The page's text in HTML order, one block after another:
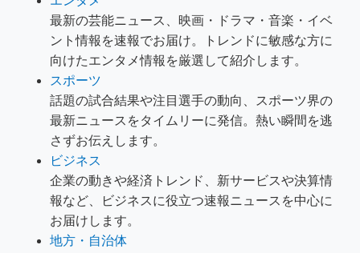
最新の芸能ニュース、映画・ドラマ・音楽・イベ
ント情報を速報でお届け。トレンドに敏感な方に
向けたエンタメ情報を厳選して紹介します。
スポーツ
話題の試合結果や注目選手の動向、スポーツ界の
最新ニュースをタイムリーに発信。熱い瞬間を逃
さずお伝えします。
ビジネス
企業の動きや経済トレンド、新サービスや決算情
報など、ビジネスに役立つ速報ニュースを中心に
お届けします。
地方・自治体